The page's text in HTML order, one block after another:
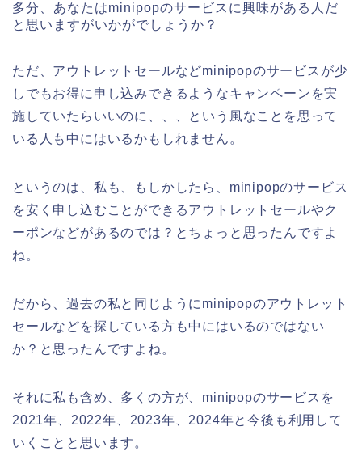
多分、あなたはminipopのサービスに興味がある人だ
と思いますがいかがでしょうか？
ただ、アウトレットセールなどminipopのサービスが少
しでもお得に申し込みできるようなキャンペーンを実
施していたらいいのに、、、という風なことを思って
いる人も中にはいるかもしれません。
というのは、私も、もしかしたら、minipopのサービス
を安く申し込むことができるアウトレットセールやク
ーポンなどがあるのでは？とちょっと思ったんですよ
ね。
だから、過去の私と同じようにminipopのアウトレット
セールなどを探している方も中にはいるのではない
か？と思ったんですよね。
それに私も含め、多くの方が、minipopのサービスを
2021年、2022年、2023年、2024年と今後も利用して
いくことと思います。